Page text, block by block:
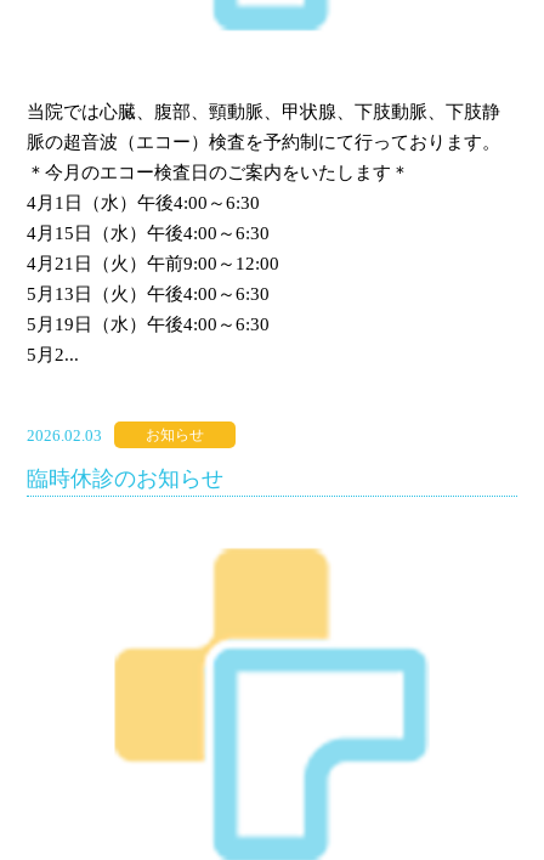
当院では心臓、腹部、頸動脈、甲状腺、下肢動脈、下肢静
脈の超音波（エコー）検査を予約制にて行っております。
＊今月のエコー検査日のご案内をいたします＊
4月1日（水）午後4:00～6:30
4月15日（水）午後4:00～6:30
4月21日（火）午前9:00～12:00
5月13日（火）午後4:00～6:30
5月19日（水）午後4:00～6:30
5月2...
2026.02.03 お知らせ
臨時休診のお知らせ